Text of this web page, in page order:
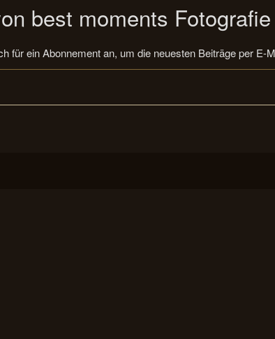
best moments
für ein Abonnement an, um die neuesten Beiträge per E-